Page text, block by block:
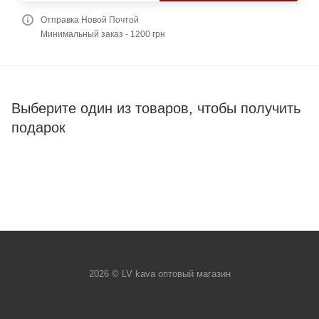
Отправка Новой Почтой
Минимальный заказ - 1200 грн
Выберите один из товаров, чтобы получить
подарок
2026 © LV kava оптовый магазин